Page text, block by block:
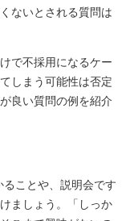
ないとされる質問は
で不採用になるケー
しまう可能性は否定
良い質問の例を紹介
ことや、説明会です
ましょう。「しっか